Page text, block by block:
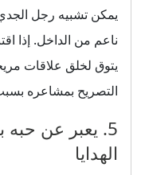
يمكن تشبيه رجل
ناعم من الداخل. إذا
يتوق لخلق علاقات
التصريح بمشاعره
5. يعبر عن حبه
الهدايا